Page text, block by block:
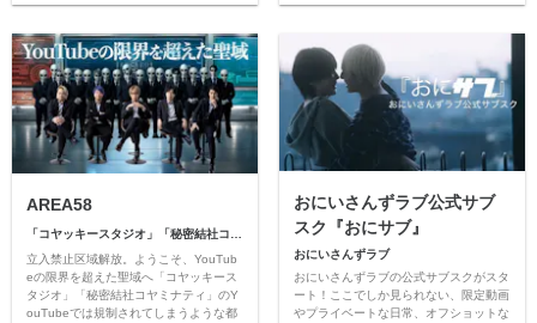
AREA58
「コヤッキースタジオ」「秘密結社コヤミナティ」
立入禁止区域解放。ようこそ、YouTub
eの限界を超えた聖域へ「コヤッキース
タジオ」「秘密結社コヤミナティ」のY
ouTubeでは規制されてしまうような都
おにいさんずラブ公式サブ
スク『おにサブ』
おにいさんずラブ
おにいさんずラブの公式サブスクがスタ
ート！ここでしか見られない、限定動画
やプライベートな日常、オフショットな